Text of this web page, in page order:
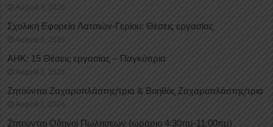
August 3, 2026
Σχολική Εφορεία Λατσιών-Γερίου: Θέσεις εργασίας
August 3, 2026
ΑΗΚ: 15 Θέσεις εργασίας – Παγκύπρια
August 3, 2026
Ζητούνται Ζαχαροπλάστης/τρια & Βοηθός Ζαχαροπλάστης/τρια
August 1, 2026
Ζητούνται Οδηγοί Πωλήσεων (ωράριο 4:30πμ-11:00πμ)